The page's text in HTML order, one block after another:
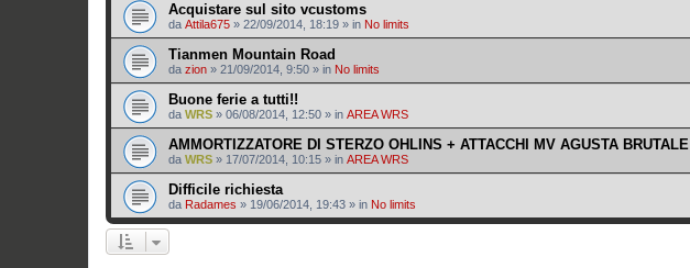
Acquistare sul sito vcustoms
da Attila675 » 22/09/2014, 18:19 » in No limits
Tianmen Mountain Road
da zion » 21/09/2014, 9:50 » in No limits
Buone ferie a tutti!!
da WRS » 06/08/2014, 12:50 » in AREA WRS
AMMORTIZZATORE DI STERZO OHLINS + ATTACCHI MV AGUSTA BRUTALE
da WRS » 17/07/2014, 10:15 » in AREA WRS
Difficile richiesta
da Radames » 19/06/2014, 19:43 » in No limits